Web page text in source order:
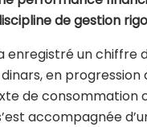
de gestion
enregistré un chiffre
en progression
de consommation
accompagnée